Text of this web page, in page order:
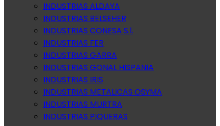
INDUSTRIAS ALDAYA
INDUSTRIAS BELSEHER
INDUSTRIAS CONESA S.l.
INDUSTRIAS FER
INDUSTRIAS GARRA
INDUSTRIAS GONAL HISPANIA
INDUSTRIAS IRIS
INDUSTRIAS METALICAS OSYMA
INDUSTRIAS MURTRA
INDUSTRIAS PIQUERAS